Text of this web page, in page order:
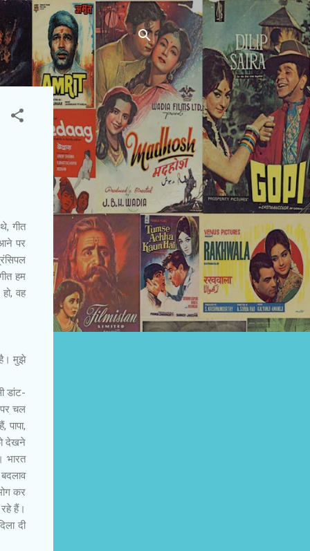
गीत
पर
हम
वह
मुझे
डांट-
चल
देखने
भारत
कर
हैं।
दी